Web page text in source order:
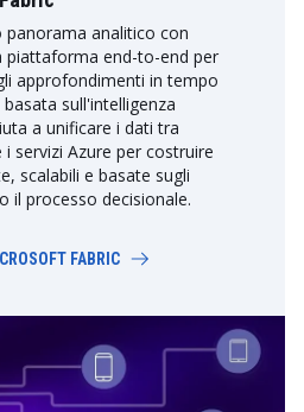
analitico con
piattaforma end-to-end per
approfondimenti in tempo
sull'intelligenza
a unificare i dati tra
servizi Azure per costruire
scalabili e basate sugli
il processo decisionale.
FABRIC